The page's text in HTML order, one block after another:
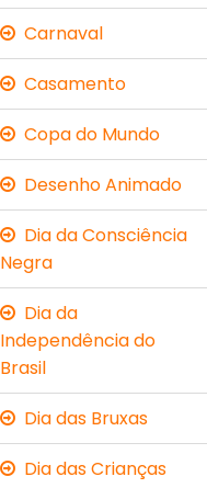
Carnaval
Casamento
Copa do Mundo
Desenho Animado
Dia da Consciência
Negra
Dia da
Independência do
Brasil
Dia das Bruxas
Dia das Crianças